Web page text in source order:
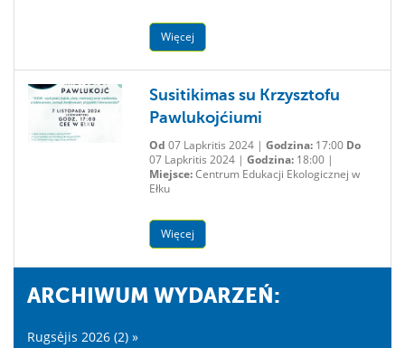
Więcej
Susitikimas su Krzysztofu
Pawlukojćiumi
Od 07 Lapkritis 2024 | Godzina:17:00 Do
07 Lapkritis 2024 | Godzina:18:00 |
Miejsce:Centrum Edukacji Ekologicznej w
Ełku
Więcej
ARCHIWUM WYDARZEŃ:
Rugsėjis 2026 (2) »